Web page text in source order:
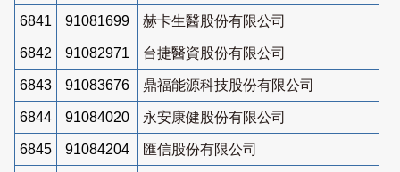
6841 91081699 赫卡生醫股份有限公司
6842 91082971 台捷醫資股份有限公司
6843 91083676 鼎福能源科技股份有限公司
6844 91084020 永安康健股份有限公司
6845 91084204 匯信股份有限公司